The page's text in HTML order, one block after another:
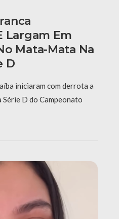
Largam Em
Mata-Mata Na
D
iniciaram com derrota a
D do Campeonato